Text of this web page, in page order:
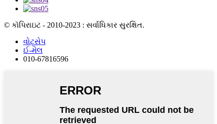
© કૉપિરાઇટ - 2010-2023 : સર્વાધિકાર સુરક્ષિત.
વોટ્સેપ
ઈ-મેલ
010-67816596